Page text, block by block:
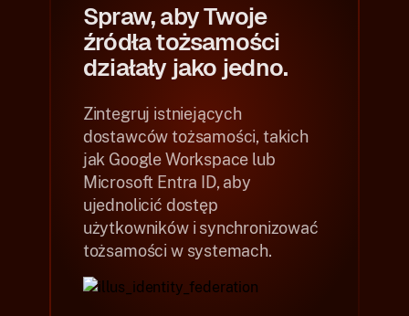
Spraw, aby Twoje
źródła tożsamości
działały jako jedno.
Zintegruj istniejących
dostawców tożsamości, takich
jak Google Workspace lub
Microsoft Entra ID, aby
ujednolicić dostęp
użytkowników i synchronizować
tożsamości w systemach.